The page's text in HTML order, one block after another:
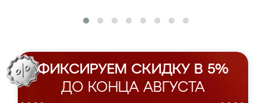
ФИКСИРУЕМ СКИДКУ В 5%
ДО КОНЦА АВГУСТА